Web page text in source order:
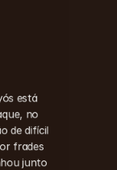
está
no
de difícil
frades
junto